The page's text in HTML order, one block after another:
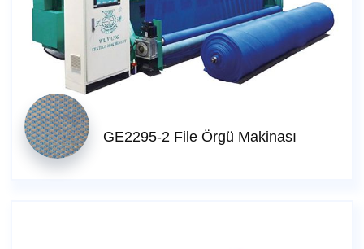
GE2295-2 File Örgü Makinası